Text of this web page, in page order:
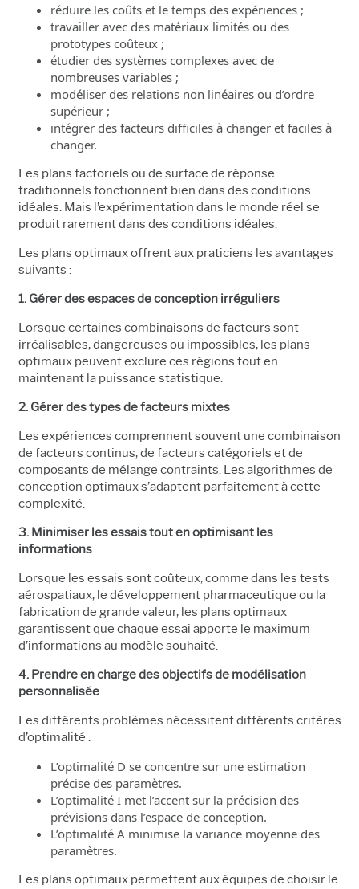
réduire les coûts et le temps des expériences ;
travailler avec des matériaux limités ou des
prototypes coûteux ;
étudier des systèmes complexes avec de
nombreuses variables ;
modéliser des relations non linéaires ou d’ordre
supérieur ;
intégrer des facteurs difficiles à changer et faciles à
changer.
Les plans factoriels ou de surface de réponse
traditionnels fonctionnent bien dans des conditions
idéales. Mais l’expérimentation dans le monde réel se
produit rarement dans des conditions idéales.
Les plans optimaux offrent aux praticiens les avantages
suivants :
1. Gérer des espaces de conception irréguliers
Lorsque certaines combinaisons de facteurs sont
irréalisables, dangereuses ou impossibles, les plans
optimaux peuvent exclure ces régions tout en
maintenant la puissance statistique.
2. Gérer des types de facteurs mixtes
Les expériences comprennent souvent une combinaison
de facteurs continus, de facteurs catégoriels et de
composants de mélange contraints. Les algorithmes de
conception optimaux s’adaptent parfaitement à cette
complexité.
3. Minimiser les essais tout en optimisant les
informations
Lorsque les essais sont coûteux, comme dans les tests
aérospatiaux, le développement pharmaceutique ou la
fabrication de grande valeur, les plans optimaux
garantissent que chaque essai apporte le maximum
d’informations au modèle souhaité.
4. Prendre en charge des objectifs de modélisation
personnalisée
Les différents problèmes nécessitent différents critères
d’optimalité :
L’optimalité D se concentre sur une estimation
précise des paramètres.
L’optimalité I met l’accent sur la précision des
prévisions dans l’espace de conception.
L’optimalité A minimise la variance moyenne des
paramètres.
Les plans optimaux permettent aux équipes de choisir le